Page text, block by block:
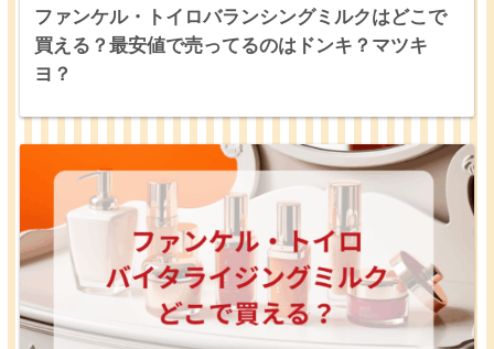
ファンケル・トイロバランシングミルクはどこで
買える？最安値で売ってるのはドンキ？マツキ
ヨ？